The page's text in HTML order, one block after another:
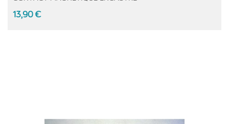
13,90 €